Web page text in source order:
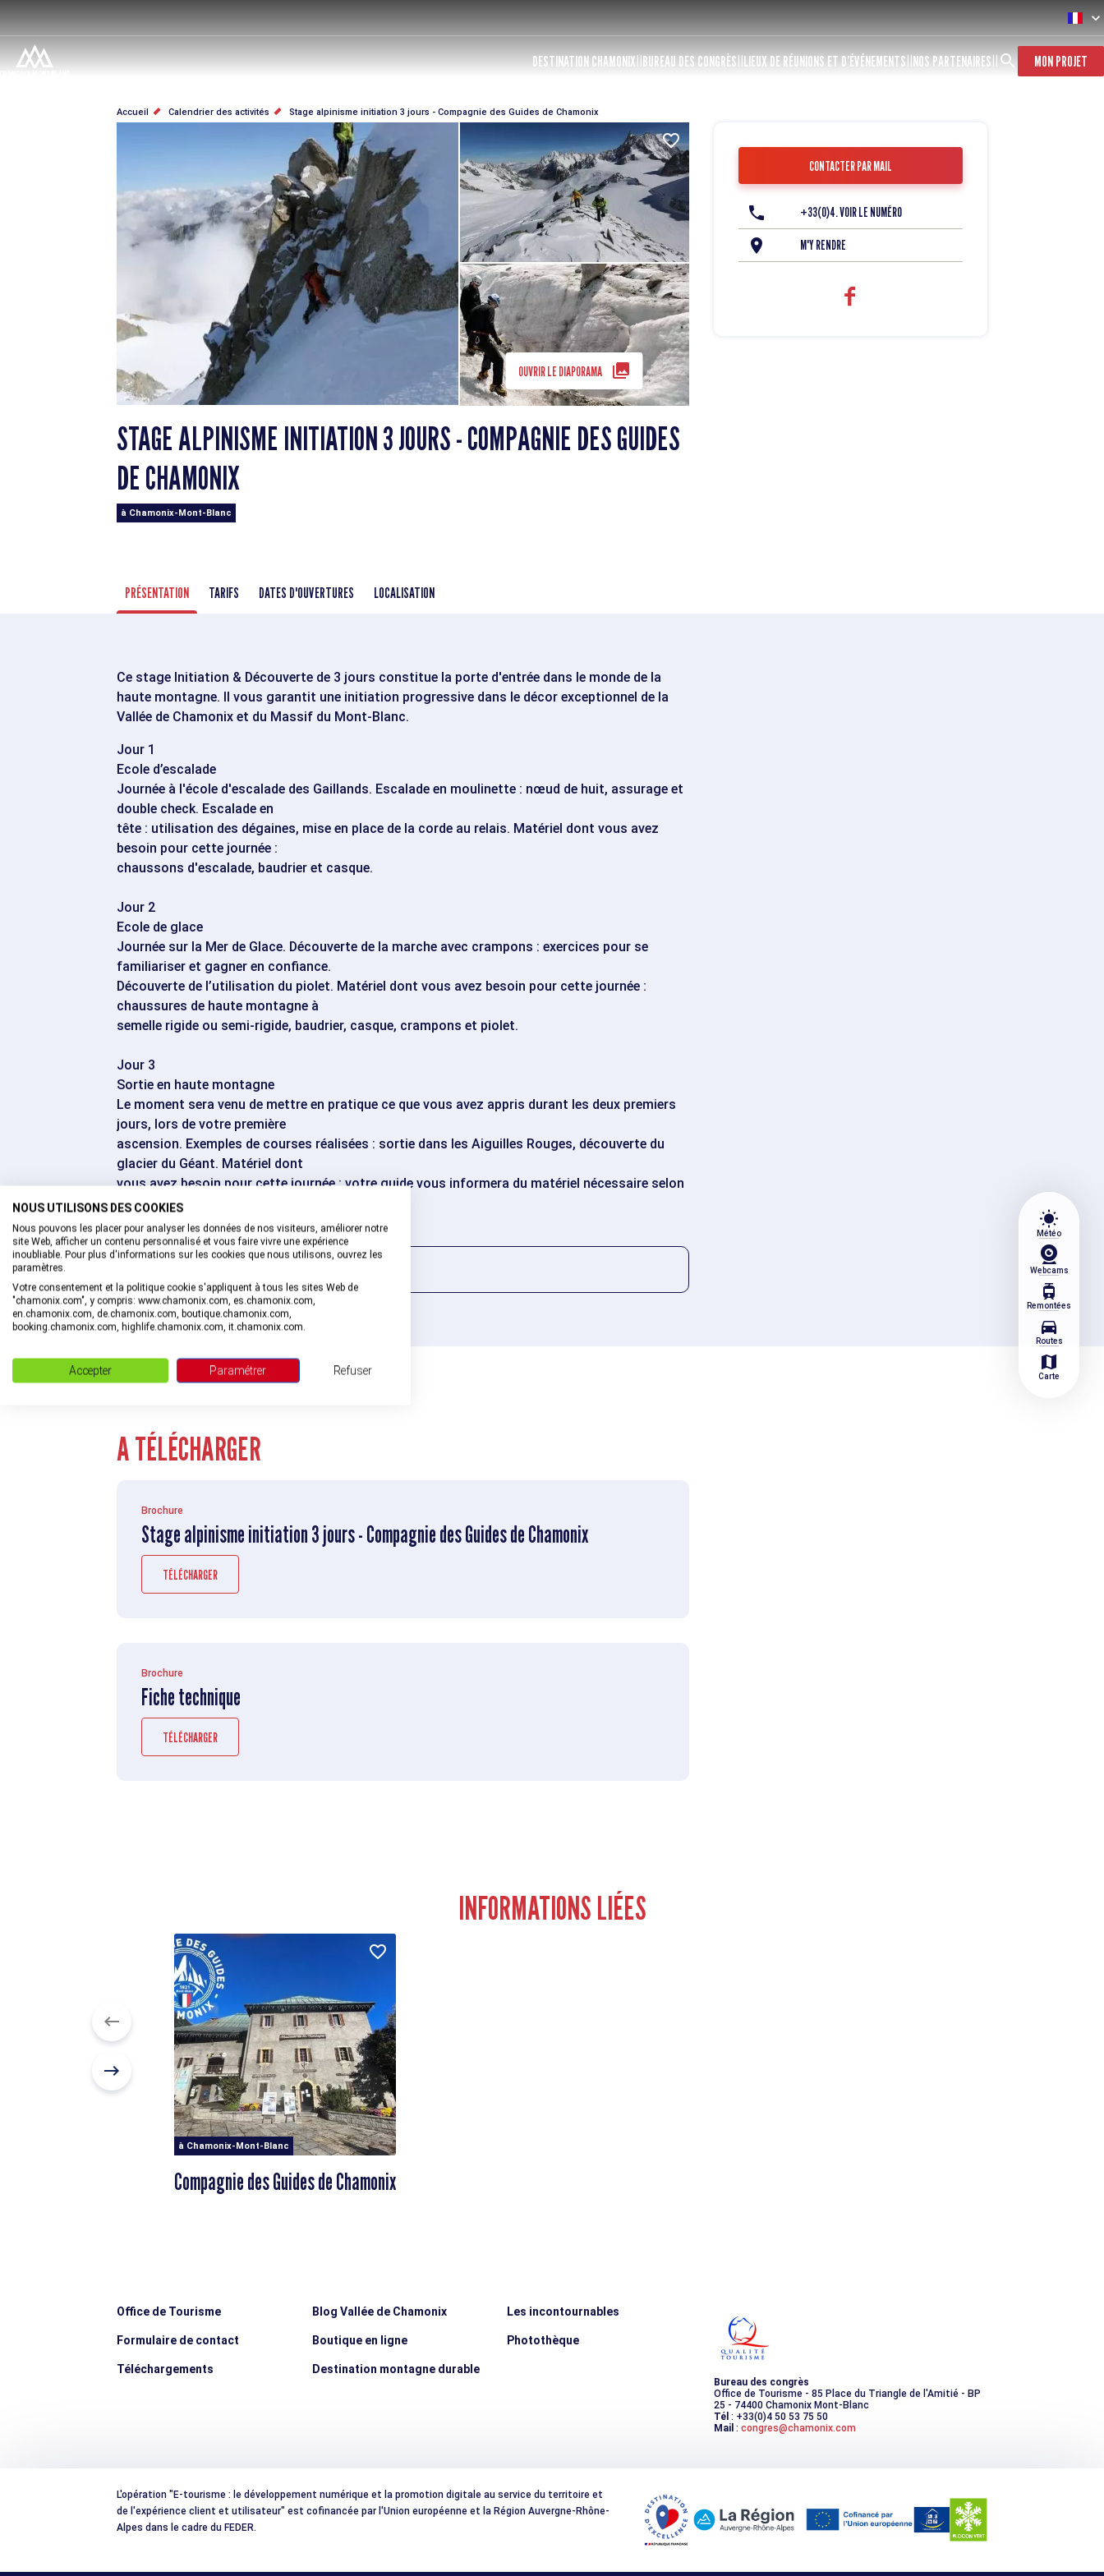
contenu
principal
DESTINATION CHAMONIX BUREAU DES CONGRÈS LIEUX DE RÉUNIONS ET D’ÉVÉNEMENTS NOS PARTENAIRES
wb_sunny
Météo
Webcams
tram
Remontées
directions_car
Routes
map
Carte
MON PROJET
FIL
D'ARIANE
Accueil Calendrier des activités Stage alpinisme initiation 3 jours - Compagnie des Guides de Chamonix
OUVRIR LE DIAPORAMA
STAGE ALPINISME INITIATION 3 JOURS - COMPAGNIE DES GUIDES
DE CHAMONIX
à Chamonix-Mont-Blanc
PRÉSENTATION TARIFS DATES D'OUVERTURES LOCALISATION
Ce stage Initiation & Découverte de 3 jours constitue la porte d'entrée dans le monde de la
haute montagne. Il vous garantit une initiation progressive dans le décor exceptionnel de la
Vallée de Chamonix et du Massif du Mont-Blanc.
Jour 1
Ecole d’escalade
Journée à l'école d'escalade des Gaillands. Escalade en moulinette : nœud de huit, assurage et
double check. Escalade en
tête : utilisation des dégaines, mise en place de la corde au relais. Matériel dont vous avez
besoin pour cette journée :
chaussons d'escalade, baudrier et casque.
Jour 2
Ecole de glace
Journée sur la Mer de Glace. Découverte de la marche avec crampons : exercices pour se
familiariser et gagner en confiance.
Découverte de l’utilisation du piolet. Matériel dont vous avez besoin pour cette journée :
chaussures de haute montagne à
semelle rigide ou semi-rigide, baudrier, casque, crampons et piolet.
Jour 3
Sortie en haute montagne
Le moment sera venu de mettre en pratique ce que vous avez appris durant les deux premiers
jours, lors de votre première
ascension. Exemples de courses réalisées : sortie dans les Aiguilles Rouges, découverte du
glacier du Géant. Matériel dont
vous avez besoin pour cette journée : votre guide vous informera du matériel nécessaire selon
la course choisie pour cette
journée.
A TÉLÉCHARGER
Brochure
Stage alpinisme initiation 3 jours - Compagnie des Guides de Chamonix
TÉLÉCHARGER
Brochure
Fiche technique
TÉLÉCHARGER
CONTACTER PAR MAIL
+33(0)4. VOIR LE NUMÉRO
M'Y RENDRE
INFORMATIONS LIÉES
à Chamonix-Mont-Blanc
Compagnie des Guides de Chamonix
Office de Tourisme
Formulaire de contact
Téléchargements
Blog Vallée de Chamonix
Boutique en ligne
Destination montagne durable
Les incontournables
Photothèque
Bureau des congrès
Office de Tourisme - 85 Place du Triangle de l'Amitié - BP
25 - 74400 Chamonix Mont-Blanc
Tél : +33(0)4 50 53 75 50
Mail : congres@chamonix.com
L'opération "E-tourisme : le développement numérique et la promotion digitale au service du territoire et
de l'expérience client et utilisateur" est cofinancée par l'Union européenne et la Région Auvergne-Rhône-
Alpes dans le cadre du FEDER.
NOUS UTILISONS DES COOKIES
Nous pouvons les placer pour analyser les données de nos visiteurs, améliorer notre
site Web, afficher un contenu personnalisé et vous faire vivre une expérience
inoubliable. Pour plus d'informations sur les cookies que nous utilisons, ouvrez les
paramètres.
Votre consentement et la politique cookie s'appliquent à tous les sites Web de
"chamonix.com", y compris: www.chamonix.com, es.chamonix.com,
en.chamonix.com, de.chamonix.com, boutique.chamonix.com,
booking.chamonix.com, highlife.chamonix.com, it.chamonix.com.
Accepter Paramétrer Refuser